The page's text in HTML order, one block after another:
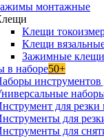
монтажные
Клещи
Клещи
Зажимные клещи
в наборе50+
инструментов
для резки
для
для